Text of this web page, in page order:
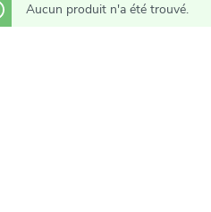
Aucun produit n'a été trouvé.